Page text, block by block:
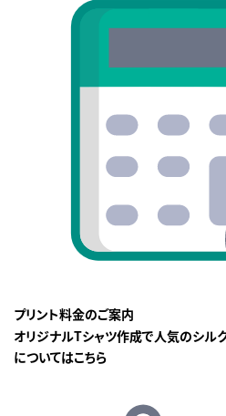
プリント料金のご案内
オリジナルTシャツ作成で人気のシル
についてはこちら